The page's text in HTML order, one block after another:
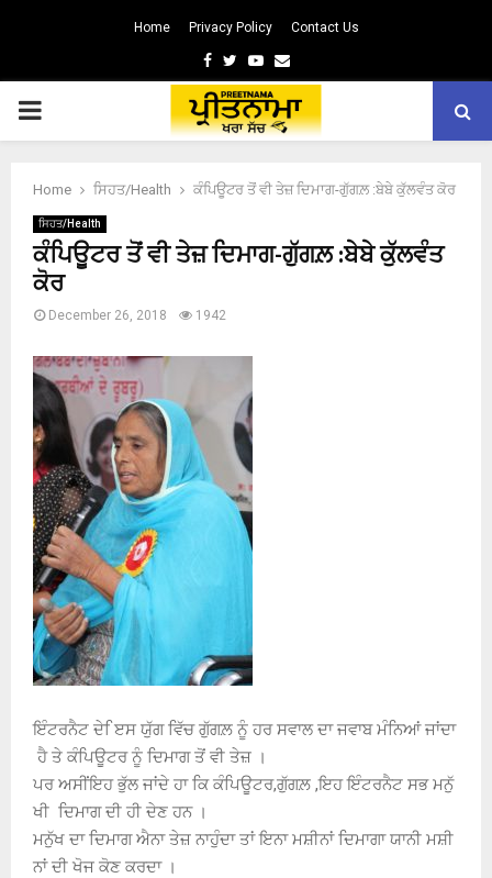
Home Privacy Policy Contact Us
Facebook
TwitterYoutube
Email
PRIMARY
Home ਸਿਹਤ/Health ਕੰਪਿਊਟਰ ਤੋਂ ਵੀ ਤੇਜ਼ ਦਿਮਾਗ-ਗੁੱਗਲ਼ :ਬੇਬੇ ਕੁੱਲਵੰਤ ਕੋਰ
ਸਿਹਤ/Health
ਕੰਪਿਊਟਰ ਤੋਂ ਵੀ ਤੇਜ਼ ਦਿਮਾਗ-ਗੁੱਗਲ਼ :ਬੇਬੇ ਕੁੱਲਵੰਤ
ਕੋਰ
December 26, 2018 1942
ਇੰਟਰਨੈਟ ਦੇ ਿੲਸ ਯੁੱਗ ਵਿੱਚ ਗੁੱਗਲ਼ ਨੂੰ ਹਰ ਸਵਾਲ ਦਾ ਜਵਾਬ ਮੰਨਿਆਂ ਜਾਂਦਾ
ਹੈ ਤੇ ਕੰਪਿਊਟਰ ਨੂੰ ਦਿਮਾਗ ਤੋਂ ਵੀ ਤੇਜ਼ ।
ਪਰ ਅਸੀਂਇਹ ਭੁੱਲ ਜਾਂਦੇ ਹਾ ਕਿ ਕੰਪਿਊਟਰ,ਗੁੱਗਲ਼ ,ਇਹ ਇੰਟਰਨੈਟ ਸਭ ਮਨੁੱ
ਖੀ ਦਿਮਾਗ ਦੀ ਹੀ ਦੇਣ ਹਨ ।
ਮਨੁੱਖ ਦਾ ਦਿਮਾਗ ਐਨਾ ਤੇਜ਼ ਨਾਹੁੰਦਾ ਤਾਂ ਇਨਾ ਮਸ਼ੀਨਾਂ ਦਿਮਾਗਾ ਯਾਨੀ ਮਸ਼ੀ
ਨਾਂ ਦੀ ਖੋਜ ਕੋਣ ਕਰਦਾ ।